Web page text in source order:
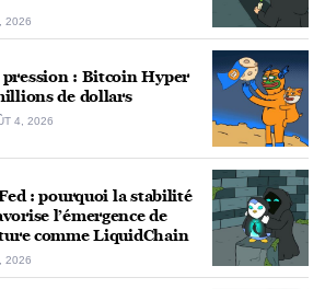
2026
: Bitcoin Hyper
de dollars
4, 2026
: pourquoi la stabilité
l’émergence de
comme LiquidChain
2026